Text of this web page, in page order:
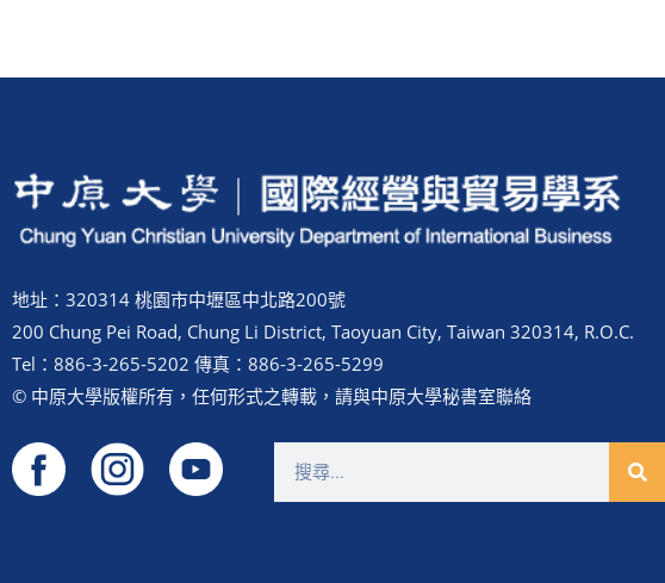
地址：320314 桃園市中壢區中北路200號
200 Chung Pei Road, Chung Li District, Taoyuan City, Taiwan 320314, R.O.C.
Tel：886-3-265-5202 傳真：886-3-265-5299
© 中原大學版權所有，任何形式之轉載，請與中原大學秘書室聯絡